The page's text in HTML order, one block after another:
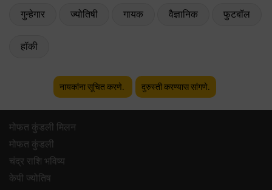
गुन्हेगार ज्योतिषी गायक वैज्ञानिक फुटबॉल
हॉकी
नायकांना सूचित करणे. दुरुस्ती करण्यास सांगणे.
मोफत कुंडली मिलन
मोफत कुंडली
चंद्र राशि भविष्य
केपी ज्योतिष